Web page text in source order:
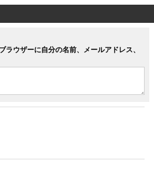
ラウザーに自分の名前、メールアドレス、